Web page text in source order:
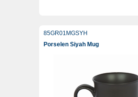
85GR01MGSYH
Porselen Siyah Mug